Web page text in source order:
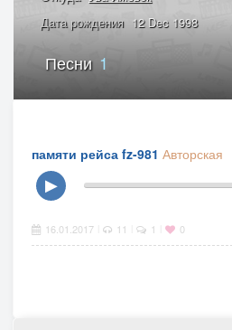
Дата рождения 12 Dec 1998
Песни 1
памяти рейса fz-981 Авторская
▶
16.01.2017 11 1 0